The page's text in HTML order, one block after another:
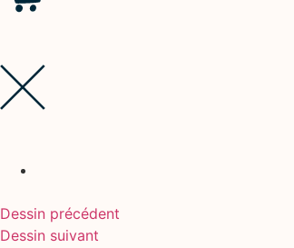
Dessin précédent
Dessin suivant